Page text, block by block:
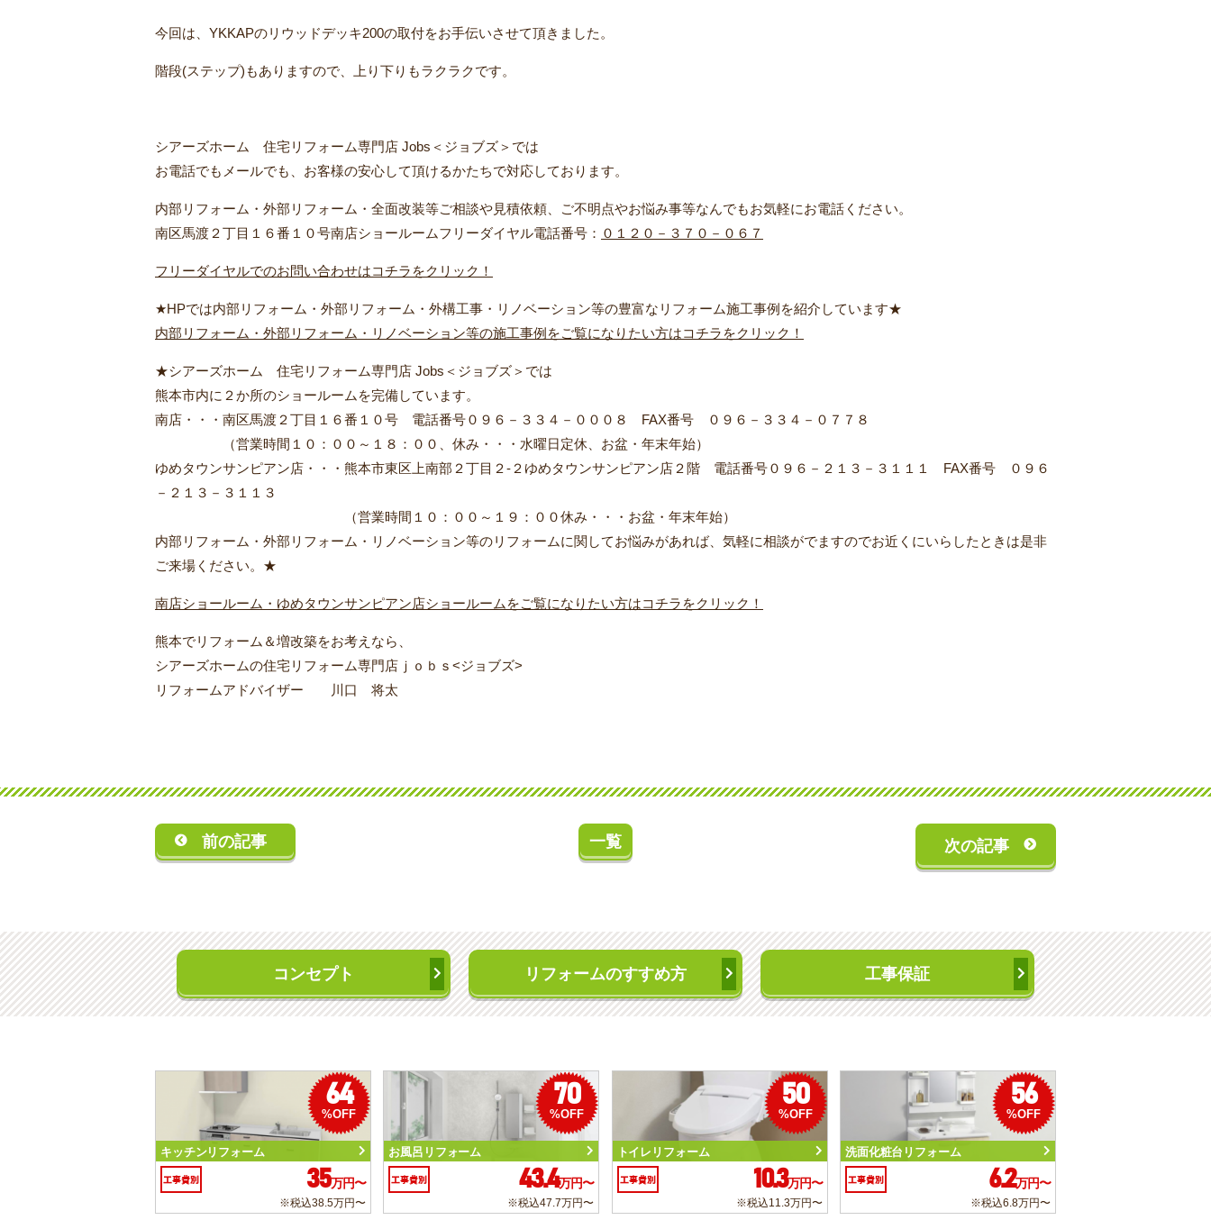
今回は、YKKAPのリウッドデッキ200の取付をお手伝いさせて頂きました。
階段(ステップ)もありますので、上り下りもラクラクです。
シアーズホーム 住宅リフォーム専門店 Jobs＜ジョブズ＞では
お電話でもメールでも、お客様の安心して頂けるかたちで対応しております。
内部リフォーム・外部リフォーム・全面改装等ご相談や見積依頼、ご不明点やお悩み事等なんでもお気軽にお電話ください。
南区馬渡２丁目１６番１０号南店ショールームフリーダイヤル電話番号： ０１２０－３７０－０６７
フリーダイヤルでのお問い合わせはコチラをクリック！
★HPでは内部リフォーム・外部リフォーム・外構工事・リノベーション等の豊富なリフォーム施工事例を紹介しています★
内部リフォーム・外部リフォーム・リノベーション等の施工事例をご覧になりたい方はコチラをクリック！
★シアーズホーム 住宅リフォーム専門店 Jobs＜ジョブズ＞では
熊本市内に２か所のショールームを完備しています。
南店・・・南区馬渡２丁目１６番１０号 電話番号０９６－３３４－０００８ FAX番号 ０９６－３３４－０７７８
（営業時間１０：００～１８：００、休み・・・水曜日定休、お盆・年末年始）
ゆめタウンサンピアン店・・・熊本市東区上南部２丁目２-２ゆめタウンサンピアン店２階 電話番号０９６－２１３－３１１１ FAX番号 ０９６
－２１３－３１１３
（営業時間１０：００～１９：００休み・・・お盆・年末年始）
内部リフォーム・外部リフォーム・リノベーション等のリフォームに関してお悩みがあれば、気軽に相談がでますのでお近くにいらしたときは是非
ご来場ください。★
南店ショールーム・ゆめタウンサンピアン店ショールームをご覧になりたい方はコチラをクリック！
熊本でリフォーム＆増改築をお考えなら、
シアーズホームの住宅リフォーム専門店ｊｏｂｓ<ジョブズ>
リフォームアドバイザー 川口 将太
前の記事 一覧 次の記事
コンセプト リフォームのすすめ方 工事保証
64
%OFF
キッチンリフォーム
工事費別 35万円〜
※税込38.5万円〜
70
%OFF
お風呂リフォーム
工事費別 43.4万円〜
※税込47.7万円〜
50
%OFF
トイレリフォーム
工事費別 10.3万円〜
※税込11.3万円〜
56
%OFF
洗面化粧台リフォーム
工事費別 6.2万円〜
※税込6.8万円〜